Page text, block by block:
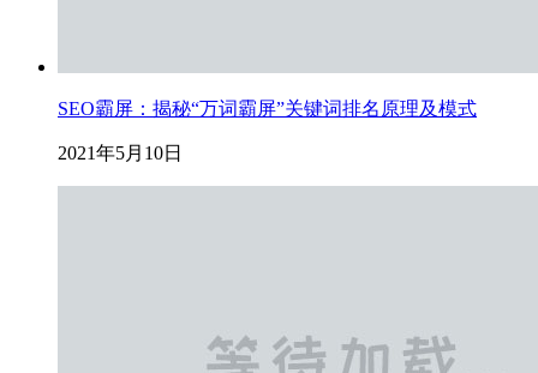
SEO霸屏：揭秘“万词霸屏”关键词排名原理及模式
2021年5月10日